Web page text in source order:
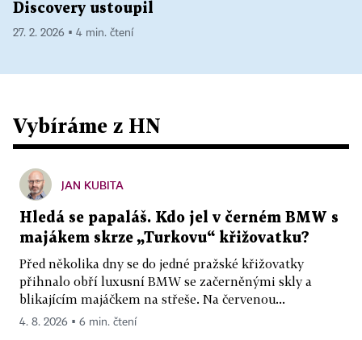
Discovery ustoupil
27. 2. 2026 ▪ 4 min. čtení
Vybíráme z HN
JAN KUBITA
Hledá se papaláš. Kdo jel v černém BMW s
majákem skrze „Turkovu“ křižovatku?
Před několika dny se do jedné pražské křižovatky
přihnalo obří luxusní BMW se začerněnými skly a
blikajícím majáčkem na střeše. Na červenou...
4. 8. 2026 ▪ 6 min. čtení